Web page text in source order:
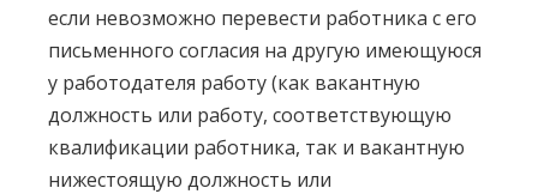
если невозможно перевести работника с его
письменного согласия на другую имеющуюся
у работодателя работу (как вакантную
должность или работу, соответствующую
квалификации работника, так и вакантную
нижестоящую должность или